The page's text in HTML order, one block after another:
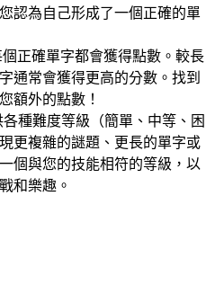
認為自己形成了一個正確的單
正確單字都會獲得點數。較長
通常會獲得更高的分數。找到
額外的點數！
各種難度等級（簡單、中等、困
更複雜的謎題、更長的單字或
個與您的技能相符的等級，以
和樂趣。